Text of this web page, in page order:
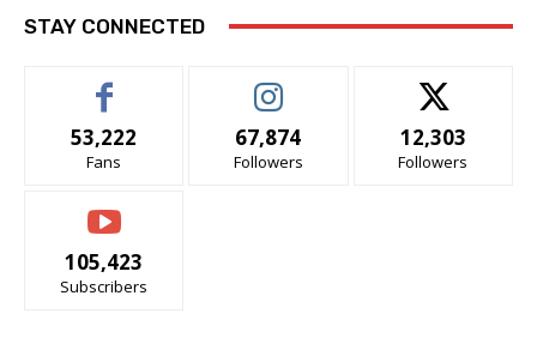
STAY CONNECTED
53,222
Fans
67,874
Followers
12,303
Followers
105,423
Subscribers